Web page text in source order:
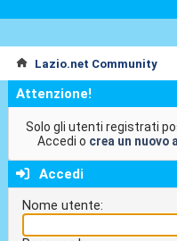
Lazio.net Community
Attenzione!
Solo gli utenti registrati
Accedi o crea un nuovo
Accedi
Nome utente: